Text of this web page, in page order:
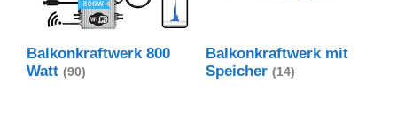
Balkonkraftwerk 800
Watt (90)
Balkonkraftwerk mit
Speicher (14)